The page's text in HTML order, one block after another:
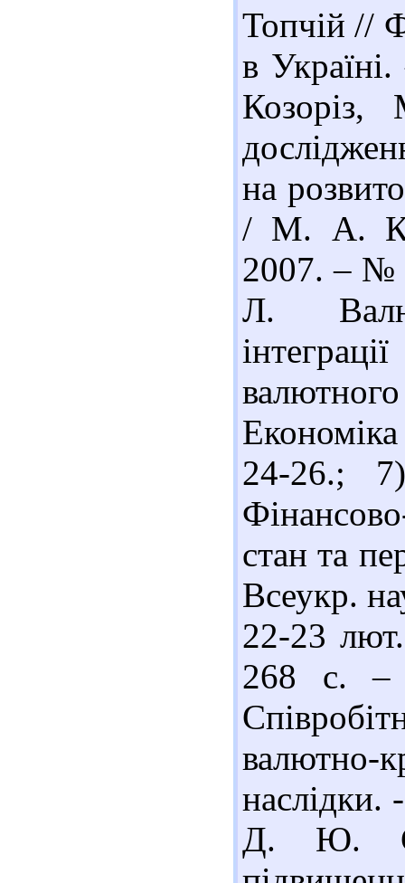
Топчій //
в
Козоріз,
на
/ М. А.
2007. – №
Л.
24-26.;
стан та
Всеукр.
22-23
268 с. –
валютно-
Д. Ю.